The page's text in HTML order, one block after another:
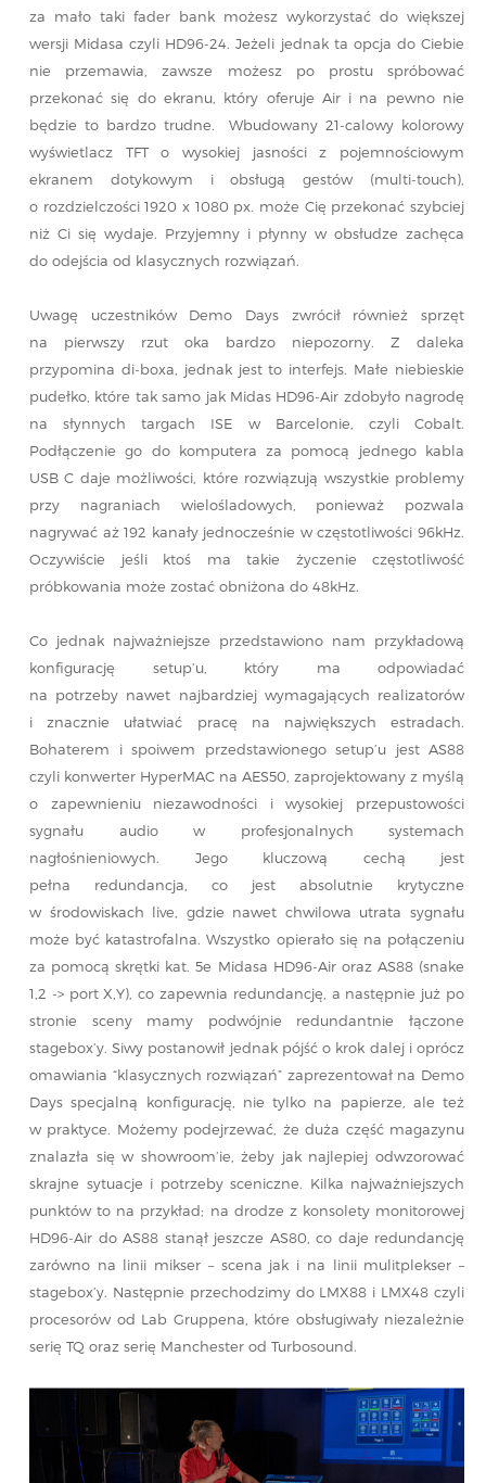
za mało taki fader bank możesz wykorzystać do większej
wersji Midasa czyli HD96-24. Jeżeli jednak ta opcja do Ciebie
nie przemawia, zawsze możesz po prostu spróbować
przekonać się do ekranu, który oferuje Air i na pewno nie
będzie to bardzo trudne. Wbudowany 21-calowy kolorowy
wyświetlacz TFT o wysokiej jasności z pojemnościowym
ekranem dotykowym i obsługą gestów (multi-touch),
o rozdzielczości 1920 x 1080 px. może Cię przekonać szybciej
niż Ci się wydaje. Przyjemny i płynny w obsłudze zachęca
do odejścia od klasycznych rozwiązań.
Uwagę uczestników Demo Days zwrócił również sprzęt
na pierwszy rzut oka bardzo niepozorny. Z daleka
przypomina di-boxa, jednak jest to interfejs. Małe niebieskie
pudełko, które tak samo jak Midas HD96-Air zdobyło nagrodę
na słynnych targach ISE w Barcelonie, czyli Cobalt.
Podłączenie go do komputera za pomocą jednego kabla
USB C daje możliwości, które rozwiązują wszystkie problemy
przy nagraniach wielośladowych, ponieważ pozwala
nagrywać aż 192 kanały jednocześnie w częstotliwości 96kHz.
Oczywiście jeśli ktoś ma takie życzenie częstotliwość
próbkowania może zostać obniżona do 48kHz.
Co jednak najważniejsze przedstawiono nam przykładową
konfigurację setup’u, który ma odpowiadać
na potrzeby nawet najbardziej wymagających realizatorów
i znacznie ułatwiać pracę na największych estradach.
Bohaterem i spoiwem przedstawionego setup’u jest AS88
czyli konwerter HyperMAC na AES50, zaprojektowany z myślą
o zapewnieniu niezawodności i wysokiej przepustowości
sygnału audio w profesjonalnych systemach
nagłośnieniowych. Jego kluczową cechą jest
pełna redundancja, co jest absolutnie krytyczne
w środowiskach live, gdzie nawet chwilowa utrata sygnału
może być katastrofalna. Wszystko opierało się na połączeniu
za pomocą skrętki kat. 5e Midasa HD96-Air oraz AS88 (snake
1,2 -> port X,Y), co zapewnia redundancję, a następnie już po
stronie sceny mamy podwójnie redundantnie łączone
stagebox’y. Siwy postanowił jednak pójść o krok dalej i oprócz
omawiania “klasycznych rozwiązań” zaprezentował na Demo
Days specjalną konfigurację, nie tylko na papierze, ale też
w praktyce. Możemy podejrzewać, że duża część magazynu
znalazła się w showroom’ie, żeby jak najlepiej odwzorować
skrajne sytuacje i potrzeby sceniczne. Kilka najważniejszych
punktów to na przykład; na drodze z konsolety monitorowej
HD96-Air do AS88 stanął jeszcze AS80, co daje redundancję
zarówno na linii mikser – scena jak i na linii mulitplekser –
stagebox’y. Następnie przechodzimy do LMX88 i LMX48 czyli
procesorów od Lab Gruppena, które obsługiwały niezależnie
serię TQ oraz serię Manchester od Turbosound.